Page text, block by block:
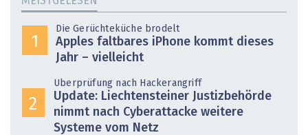
1
Die Gerüchteküche brodelt
Apples faltbares iPhone kommt dieses
Jahr – vielleicht
2
Überprüfung nach Hackerangriff
Update: Liechtensteiner Justizbehörde
nimmt nach Cyberattacke weitere
Systeme vom Netz